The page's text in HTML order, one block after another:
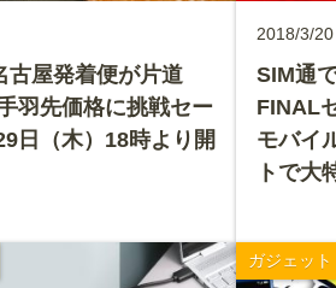
屋発着便が片道
羽先価格に挑戦セー
日（木）18時より開
2018/3/20
SIM通
FINAL
モバイ
トで大
ガジェット